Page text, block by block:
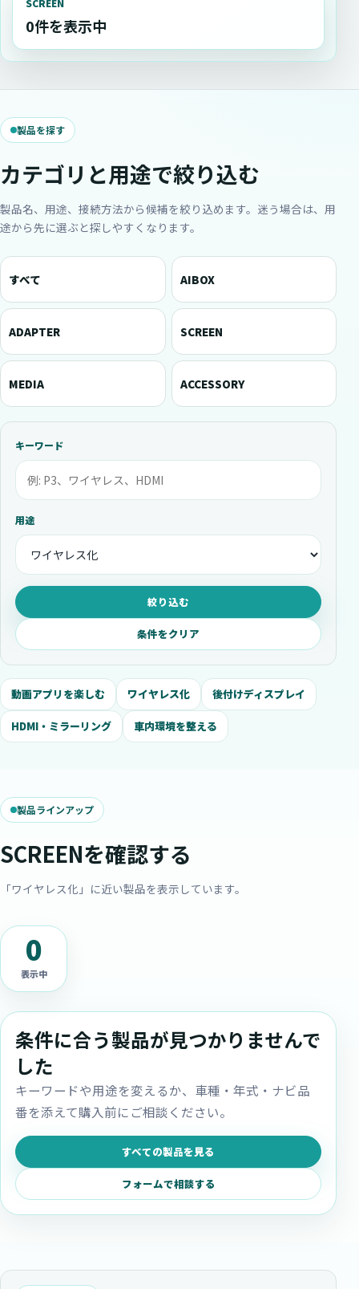
SCREEN
0件を表示中
製品を探す
カテゴリと用途で絞り込む
製品名、用途、接続方法から候補を絞り込めます。迷う場合は、用
途から先に選ぶと探しやすくなります。
すべて AIBOX
ADAPTER SCREEN
MEDIA ACCESSORY
キーワード
用途
絞り込む
条件をクリア
動画アプリを楽しむ ワイヤレス化 後付けディスプレイ
HDMI・ミラーリング 車内環境を整える
製品ラインアップ
SCREENを確認する
「ワイヤレス化」に近い製品を表示しています。
0
表示中
条件に合う製品が見つかりませんで
した
キーワードや用途を変えるか、車種・年式・ナビ品
番を添えて購入前にご相談ください。
すべての製品を見る
フォームで相談する